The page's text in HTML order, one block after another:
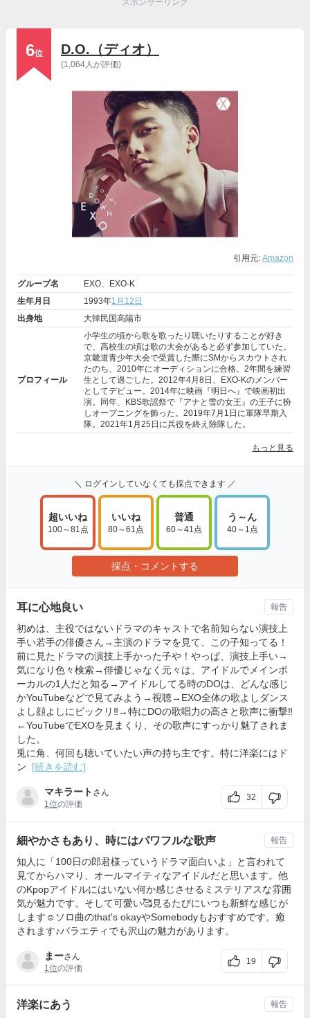
スポンサーリンク
6位 D.O.（ディオ）
(1,064人が評価)
引用元: Amazon
グループ名
EXO、EXO-K
生年月日
1993年1月12日
出身地
大韓民国高陽市
プロフィール
小学生の頃から歌を歌ったり聴いたりすることが好き
で、高校生の頃は歌の大会があると必ず参加していた。
京畿道青少年大会で受賞した際にSMからスカウトされ
たのち、2010年にオーディションに合格。2年間を練習
生として過ごした。2012年4月8日、EXO-Kのメンバー
としてデビュー。2014年に映画『明日へ』で映画初出
演。同年、KBS歌謡祭で『アナと雪の女王』の王子に扮
しオープニングを飾った。2019年7月1日に軍隊早期入
隊。2021年1月25日に兵役を終え除隊した。
もっと見る
＼ ログインしていなくても採点できます ／
超いいね
100～81点
いいね
80～61点
普通
60～41点
う～ん
40～1点
採点・コメントする
耳に心地良い
初めは、主役ではないドラマのキャストで名前知らない演技上
手い若手の俳優さん→主演のドラマを見て、この子知ってる！
前に見たドラマの演技上手かった子や！やっぱ、演技上手い→
気になり色々検索→俳優じゃなく元々は、アイドルでメインボ
ーカルの1人だと知る→アイドルしてる時のDOは、どんな感じ
かYouTubeなどで見てみよう→視聴→EXO全体の歌よしダンス
よし顔よしにビックリ‼️→特にDOの歌唱力の高さと歌声に衝撃‼️
←YouTubeでEXOを見まくり、その歌声にすっかり魅了されま
した。
兎に角、何回も聴いていたい声の持ち主です。特に洋楽にはド
ン
[続きを読む]
マキラート さん
1位の評価
32
報告
細やかさもあり、時にはパワフルな歌声
知人に「100日の郎君様っていうドラマ面白いよ」と言われて
見てからハマり、オールマイティなアイドルだと思います。他
のKpopアイドルにはいない何か感じさせるミステリアスな雰囲
気が魅力です。そして可愛い🥰見るたびにいつも新鮮な感じが
します☺️ソロ曲のthat's okayやSomebodyもおすすめです。癒
されます♪バラエティでも沢山の魅力があります。
まーさん
1位の評価
19
報告
洋楽にあう 報告